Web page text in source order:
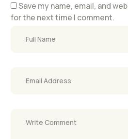
Save my name, email, and
for the next time I comment.